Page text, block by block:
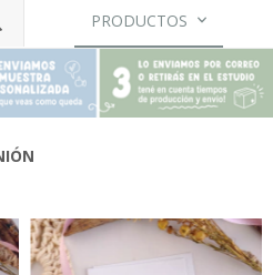
PRODUCTOS